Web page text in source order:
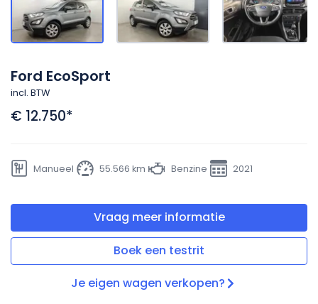
Ford EcoSport
incl. BTW
€ 12.750*
Vraag meer informatie
Boek een testrit
Je eigen wagen verkopen?
Manueel 55.566 km Benzine 2021